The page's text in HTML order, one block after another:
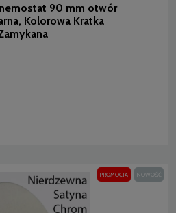
90 mm otwór
Kolorowa Kratka
PROMOCJA NOWOŚĆ